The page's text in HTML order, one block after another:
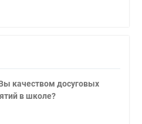
качеством досуговых
в школе?